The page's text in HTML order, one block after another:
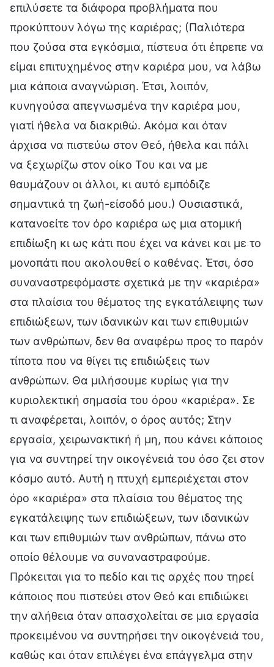
επιλύσετε τα διάφορα προβλήματα που
προκύπτουν λόγω της καριέρας; (Παλιότερα
που ζούσα στα εγκόσμια, πίστευα ότι έπρεπε να
είμαι επιτυχημένος στην καριέρα μου, να λάβω
μια κάποια αναγνώριση. Έτσι, λοιπόν,
κυνηγούσα απεγνωσμένα την καριέρα μου,
γιατί ήθελα να διακριθώ. Ακόμα και όταν
άρχισα να πιστεύω στον Θεό, ήθελα και πάλι
να ξεχωρίζω στον οίκο Του και να με
θαυμάζουν οι άλλοι, κι αυτό εμπόδιζε
σημαντικά τη ζωή-είσοδό μου.) Ουσιαστικά,
κατανοείτε τον όρο καριέρα ως μια ατομική
επιδίωξη κι ως κάτι που έχει να κάνει και με το
μονοπάτι που ακολουθεί ο καθένας. Έτσι, όσο
συναναστρεφόμαστε σχετικά με την «καριέρα»
στα πλαίσια του θέματος της εγκατάλειψης των
επιδιώξεων, των ιδανικών και των επιθυμιών
των ανθρώπων, δεν θα αναφέρω προς το παρόν
τίποτα που να θίγει τις επιδιώξεις των
ανθρώπων. Θα μιλήσουμε κυρίως για την
κυριολεκτική σημασία του όρου «καριέρα». Σε
τι αναφέρεται, λοιπόν, ο όρος αυτός; Στην
εργασία, χειρωνακτική ή μη, που κάνει κάποιος
για να συντηρεί την οικογένειά του όσο ζει στον
κόσμο αυτό. Αυτή η πτυχή εμπεριέχεται στον
όρο «καριέρα» στα πλαίσια του θέματος της
εγκατάλειψης των επιδιώξεων, των ιδανικών
και των επιθυμιών των ανθρώπων, πάνω στο
οποίο θέλουμε να συναναστραφούμε.
Πρόκειται για το πεδίο και τις αρχές που τηρεί
κάποιος που πιστεύει στον Θεό και επιδιώκει
την αλήθεια όταν απασχολείται σε μια εργασία
προκειμένου να συντηρήσει την οικογένειά του,
καθώς και όταν επιλέγει ένα επάγγελμα στην